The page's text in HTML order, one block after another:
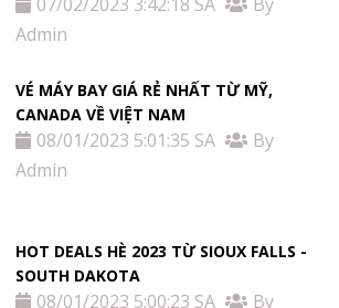
07/02/2023 3:42:18 SA
By
Admin
VÉ MÁY BAY GIÁ RẺ NHẤT TỪ MỸ,
CANADA VỀ VIỆT NAM
08/01/2023 5:01:35 SA
By
Admin
HOT DEALS HÈ 2023 TỪ SIOUX FALLS -
SOUTH DAKOTA
08/01/2023 5:00:23 SA
By